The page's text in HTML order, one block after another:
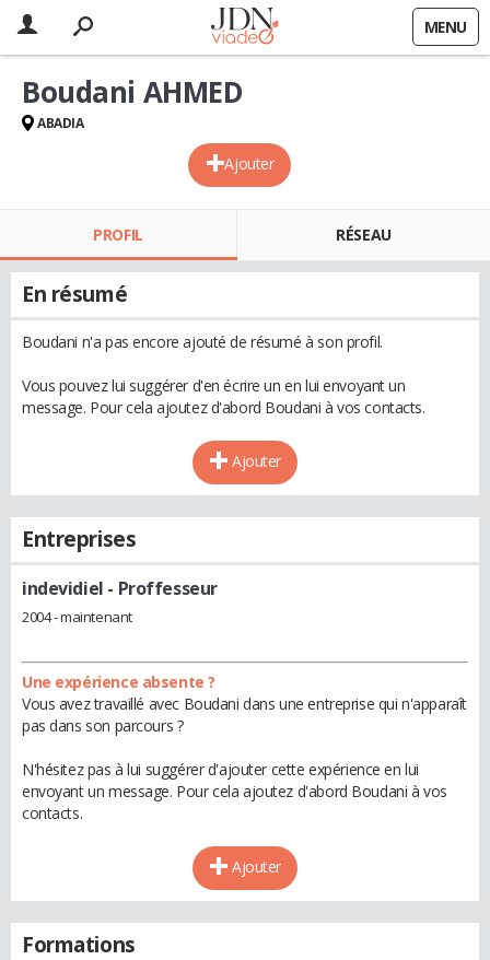
MENU
Ajouter
Boudani AHMED
ABADIA
PROFIL RÉSEAU
En résumé
Boudani n'a pas encore ajouté de résumé à son profil.
Vous pouvez lui suggérer d'en écrire un en lui envoyant un
message. Pour cela ajoutez d'abord Boudani à vos contacts.
Ajouter
Entreprises
indevidiel - Proffesseur
2004 - maintenant
Une expérience absente ?
Vous avez travaillé avec Boudani dans une entreprise qui n'apparaît
pas dans son parcours ?
N'hésitez pas à lui suggérer d'ajouter cette expérience en lui
envoyant un message. Pour cela ajoutez d'abord Boudani à vos
contacts.
Ajouter
Formations